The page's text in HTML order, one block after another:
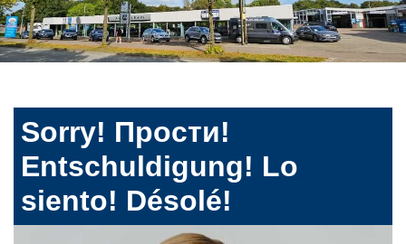
Sorry! Прости!
Entschuldigung! Lo
siento! Désolé!